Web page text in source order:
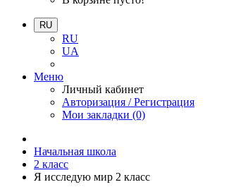
RU
RU
UA
Меню
Личный кабинет
Авторизация / Регистрация
Мои закладки (0)
Начальная школа
2 класс
Я исследую мир 2 класс